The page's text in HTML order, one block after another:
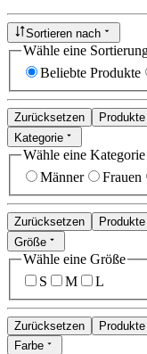
Sortieren nach
Wähle eine
Beliebte Produkte
Zurücksetzen
Kategorie
Wähle eine Kategorie
Männer
Frauen
Zurücksetzen
Größe
Wähle eine Größe
S
M L
Zurücksetzen
Farbe